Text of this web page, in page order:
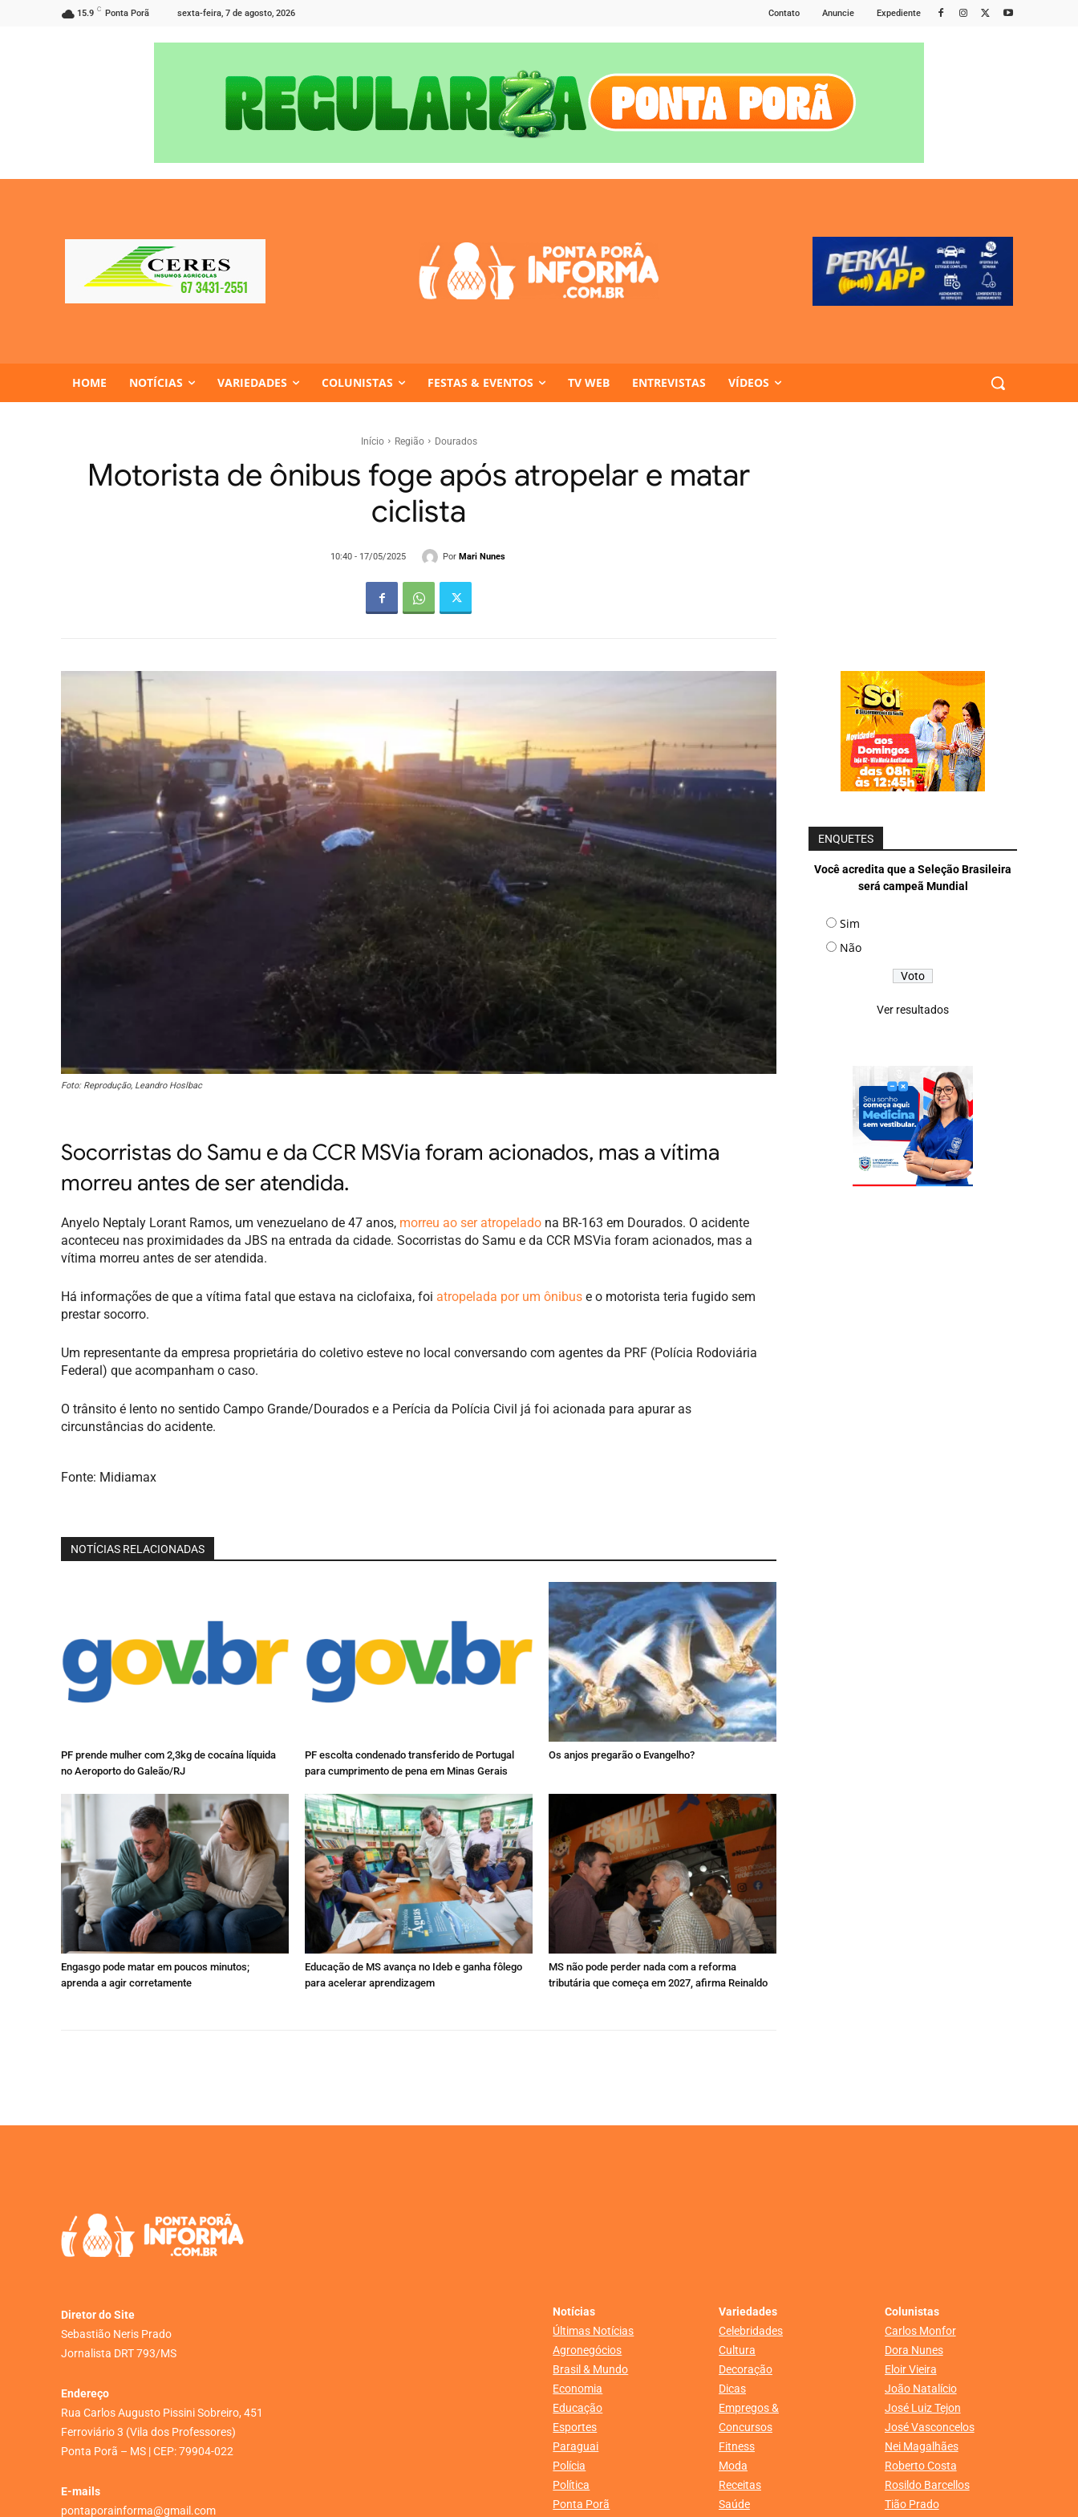
15.9 C Ponta Porã sexta-feira, 7 de agosto, 2026 Contato Anuncie Expediente
HOME NOTÍCIAS VARIEDADES COLUNISTAS FESTAS & EVENTOS TV WEB ENTREVISTAS VÍDEOS
Início Região Dourados
Motorista de ônibus foge após atropelar e matar
ciclista
10:40 - 17/05/2025 Por Mari Nunes
Foto: Reprodução, Leandro Hoslbac
Socorristas do Samu e da CCR MSVia foram acionados, mas a vítima
morreu antes de ser atendida.
Anyelo Neptaly Lorant Ramos, um venezuelano de 47 anos, morreu ao ser atropelado na BR-163 em Dourados. O acidente
aconteceu nas proximidades da JBS na entrada da cidade. Socorristas do Samu e da CCR MSVia foram acionados, mas a
vítima morreu antes de ser atendida.
Há informações de que a vítima fatal que estava na ciclofaixa, foi atropelada por um ônibus e o motorista teria fugido sem
prestar socorro.
Um representante da empresa proprietária do coletivo esteve no local conversando com agentes da PRF (Polícia Rodoviária
Federal) que acompanham o caso.
O trânsito é lento no sentido Campo Grande/Dourados e a Perícia da Polícia Civil já foi acionada para apurar as
circunstâncias do acidente.
Fonte: Midiamax
NOTÍCIAS RELACIONADAS
PF prende mulher com 2,3kg de cocaína líquida
no Aeroporto do Galeão/RJ
PF escolta condenado transferido de Portugal
para cumprimento de pena em Minas Gerais
Os anjos pregarão o Evangelho?
Engasgo pode matar em poucos minutos;
aprenda a agir corretamente
Educação de MS avança no Ideb e ganha fôlego
para acelerar aprendizagem
MS não pode perder nada com a reforma
tributária que começa em 2027, afirma Reinaldo
ENQUETES
Você acredita que a Seleção Brasileira
será campeã Mundial
Sim
Não
Ver resultados
Diretor do Site
Sebastião Neris Prado
Jornalista DRT 793/MS
Endereço
Rua Carlos Augusto Pissini Sobreiro, 451
Ferroviário 3 (Vila dos Professores)
Ponta Porã – MS | CEP: 79904-022
E-mails
pontaporainforma@gmail.com
Notícias
Últimas Notícias
Agronegócios
Brasil & Mundo
Economia
Educação
Esportes
Paraguai
Polícia
Política
Ponta Porã
Variedades
Celebridades
Cultura
Decoração
Dicas
Empregos &
Concursos
Fitness
Moda
Receitas
Saúde
Colunistas
Carlos Monfor
Dora Nunes
Eloir Vieira
João Natalício
José Luiz Tejon
José Vasconcelos
Nei Magalhães
Roberto Costa
Rosildo Barcellos
Tião Prado